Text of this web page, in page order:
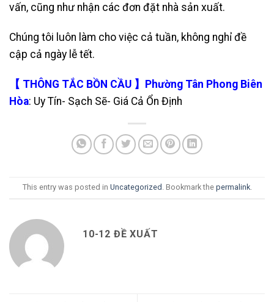
vấn, cũng như nhận các đơn đặt nhà sản xuất.
Chúng tôi luôn làm cho việc cả tuần, không nghỉ đề
cập cả ngày lễ tết.
【 THÔNG TẮC BỒN CẦU 】Phường Tân Phong Biên
Hòa: Uy Tín- Sạch Sẽ- Giá Cả Ổn Định
This entry was posted in Uncategorized . Bookmark the permalink.
10-12 ĐỀ XUẤT